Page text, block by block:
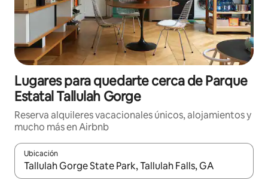
Lugares para quedarte cerca de Parque
Estatal Tallulah Gorge
Reserva alquileres vacacionales únicos, alojamientos y
mucho más en Airbnb
Ubicación
Cuando los resultados estén disponibles, navega con las